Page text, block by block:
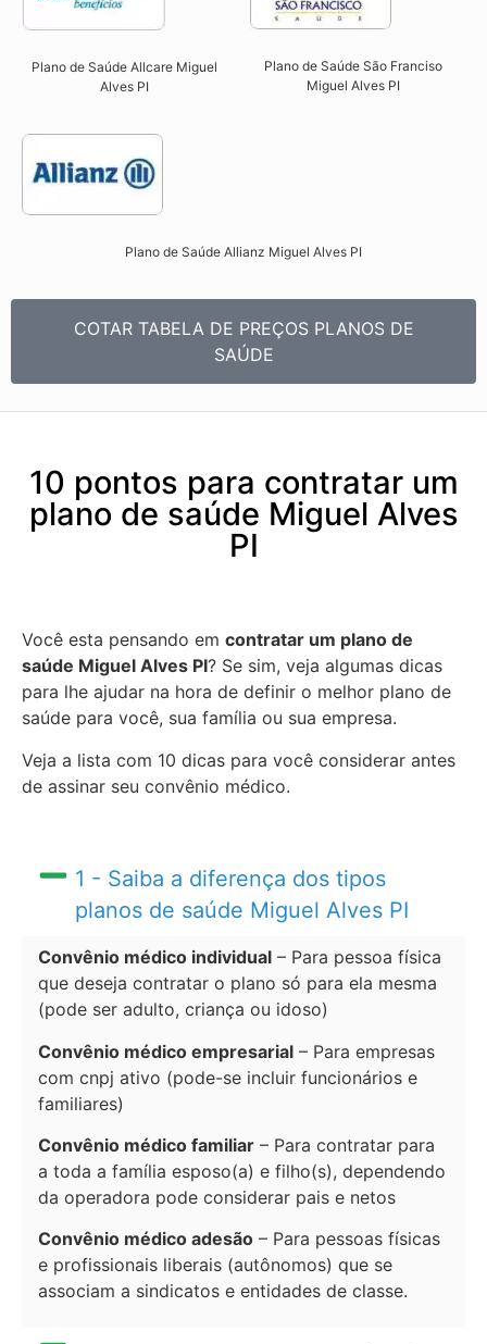
Plano de Saúde Allcare Miguel
Alves PI​
Plano de Saúde São Franciso
Miguel Alves PI​
Plano de Saúde Allianz Miguel Alves PI​
COTAR TABELA DE PREÇOS PLANOS DE
SAÚDE
10 pontos para contratar um
plano de saúde Miguel Alves
PI
Você esta pensando em contratar um plano de
saúde Miguel Alves PI? Se sim, veja algumas dicas
para lhe ajudar na hora de definir o melhor plano de
saúde para você, sua família ou sua empresa.
Veja a lista com 10 dicas para você considerar antes
de assinar seu convênio médico.
1 - Saiba a diferença dos tipos
planos de saúde Miguel Alves PI
Convênio médico individual – Para pessoa física
que deseja contratar o plano só para ela mesma
(pode ser adulto, criança ou idoso)
Convênio médico empresarial – Para empresas
com cnpj ativo (pode-se incluir funcionários e
familiares)
Convênio médico familiar – Para contratar para
a toda a família esposo(a) e filho(s), dependendo
da operadora pode considerar pais e netos
Convênio médico adesão – Para pessoas físicas
e profissionais liberais (autônomos) que se
associam a sindicatos e entidades de classe.